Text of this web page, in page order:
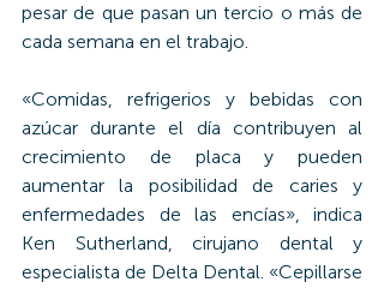
pesar de que pasan un tercio o más de
cada semana en el trabajo.
«Comidas, refrigerios y bebidas con
azúcar durante el día contribuyen al
crecimiento de placa y pueden
aumentar la posibilidad de caries y
enfermedades de las encías», indica
Ken Sutherland, cirujano dental y
especialista de Delta Dental. «Cepillarse